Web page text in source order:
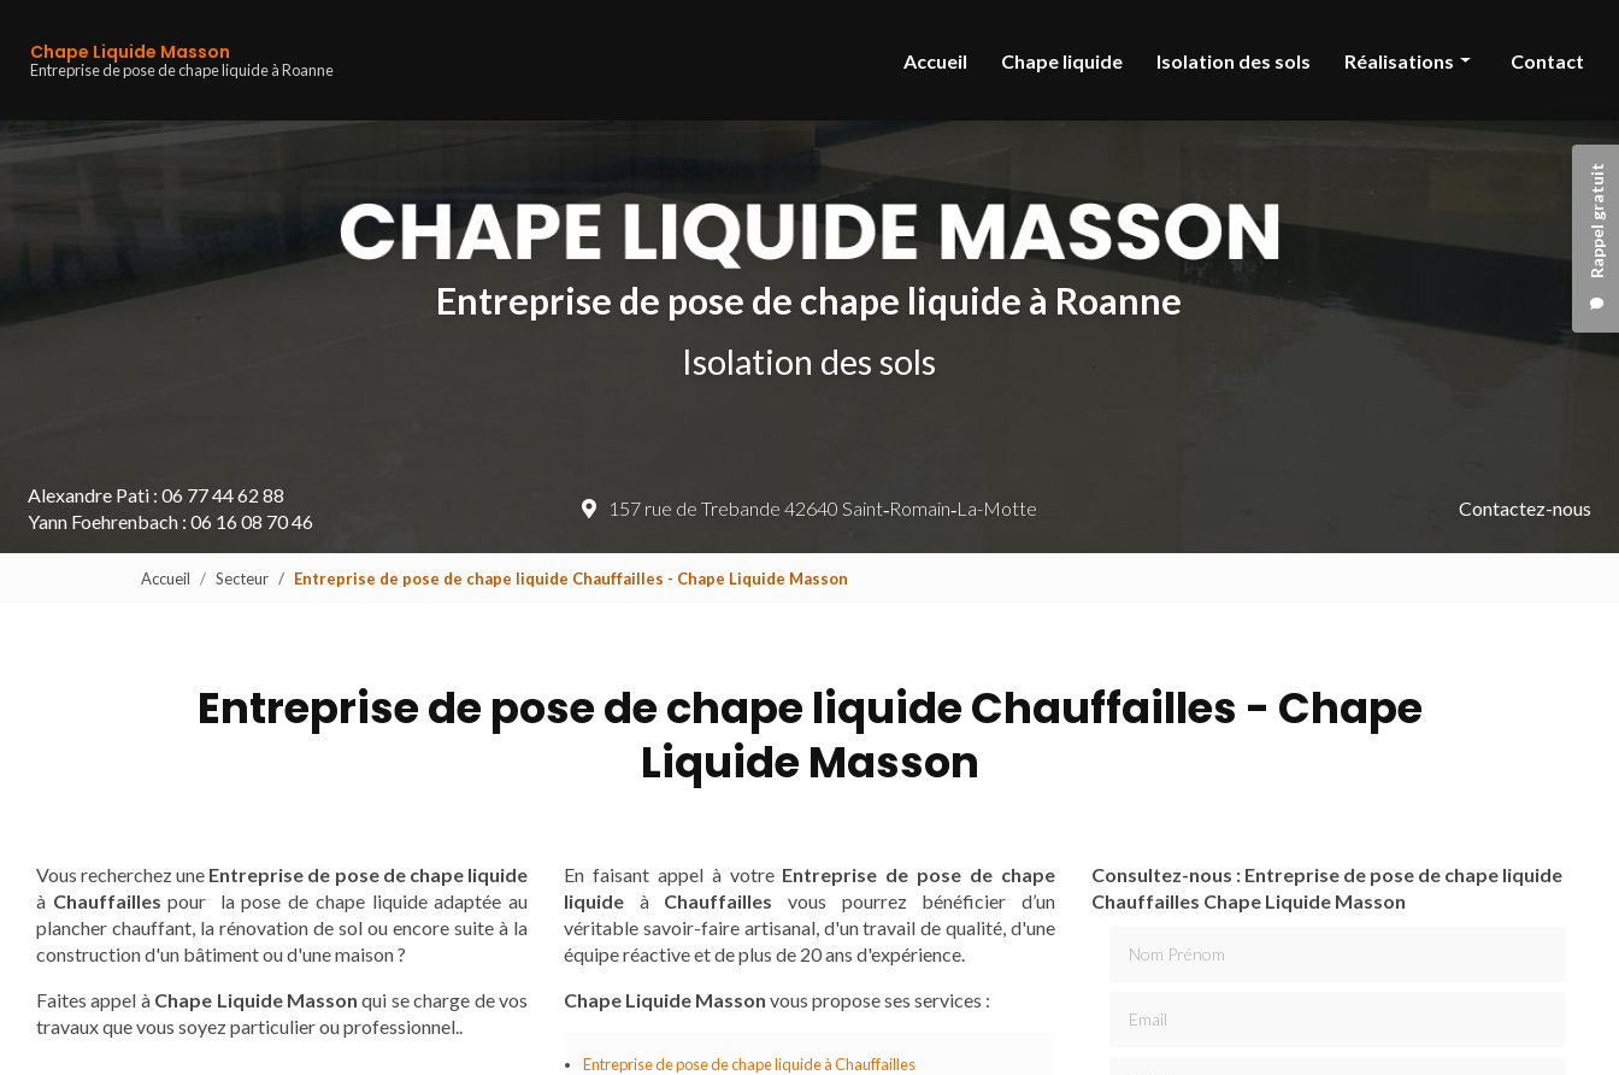
contenu
Chape Liquide Masson
Entreprise de pose de chape liquide à Roanne
Rappel gratuit
Accueil Chape liquide Isolation des sols Réalisations Contact
Entreprise de pose de chape liquide à Roanne
Isolation des sols
Alexandre Pati : 06 77 44 62 88
Yann Foehrenbach : 06 16 08 70 46
157 rue de Trebande 42640 Saint‑Romain‑La-Motte Contactez-nous
Accueil Secteur Entreprise de pose de chape liquide Chauffailles - Chape Liquide Masson
Entreprise de pose de chape liquide Chauffailles - Chape
Liquide Masson
Vous recherchez une Entreprise de pose de chape liquide
à Chauffailles pour la pose de chape liquide adaptée au
plancher chauffant, la rénovation de sol ou encore suite à la
construction d'un bâtiment ou d'une maison ?
Faites appel à Chape Liquide Masson qui se charge de vos
travaux que vous soyez particulier ou professionnel..
En faisant appel à votreEntreprise de pose de chape
liquideà Chauffailles vous pourrez bénéficier d’un
véritable savoir-faire artisanal, d'un travail de qualité, d'une
équipe réactive et de plus de 20 ans d'expérience.
Chape Liquide Masson vous propose ses services :
Entreprise de pose de chape liquide à Chauffailles
Consultez-nous : Entreprise de pose de chape liquide
Chauffailles Chape Liquide Masson